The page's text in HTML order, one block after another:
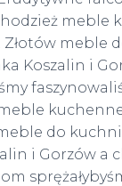
meble
Złotów meble
Koszalin i
meble do
i Gorzów a